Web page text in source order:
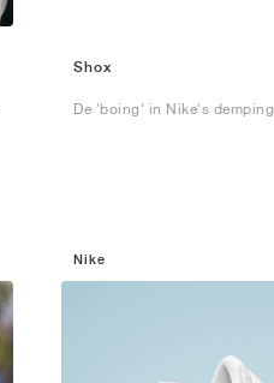
Shox
De 'boing' in Nike's demping.
Nike